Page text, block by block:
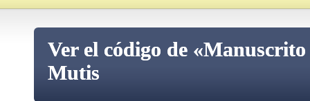
Ver el código de
Mutis